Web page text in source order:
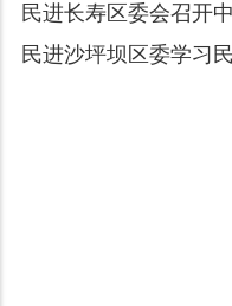
民进长寿区委会召开
民进沙坪坝区委学习